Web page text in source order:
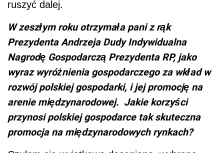
ruszyć dalej.
W zeszłym roku otrzymała pani z rąk
Prezydenta Andrzeja Dudy Indywidualna
Nagrodę Gospodarczą Prezydenta RP, jako
wyraz wyróżnienia gospodarczego za wkład w
rozwój polskiej gospodarki, i jej promocję na
arenie międzynarodowej. Jakie korzyści
przynosi polskiej gospodarce tak skuteczna
promocja na międzynarodowych rynkach?